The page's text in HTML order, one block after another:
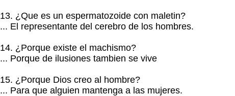
13. ¿Que es un espermatozoide con maletin?
... El representante del cerebro de los hombres.
14. ¿Porque existe el machismo?
... Porque de ilusiones tambien se vive
15. ¿Porque Dios creo al hombre?
... Para que alguien mantenga a las mujeres.